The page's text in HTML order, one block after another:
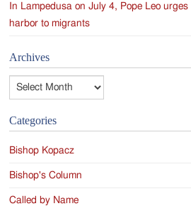
In Lampedusa on July 4, Pope Leo
harbor to migrants
Archives
Categories
Bishop Kopacz
Bishop's Column
Called by Name